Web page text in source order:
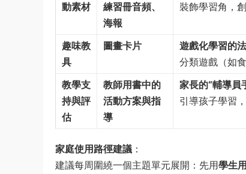
動素材
練習冊音頻、
海報
裝飾學習角，
趣味教
具
圖畫卡片 遊戲化學習的
分類遊戲（如
教學支
持與評
估
教師用書中的
活動方案與指
導
家長的“輔導員
引導孩子學習
家庭使用路徑建議 ：
建議每周圍繞一個主題單元展開：先用學生